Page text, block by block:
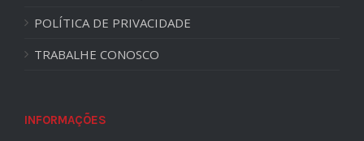
POLÍTICA DE PRIVACIDADE
TRABALHE CONOSCO
INFORMAÇÕES